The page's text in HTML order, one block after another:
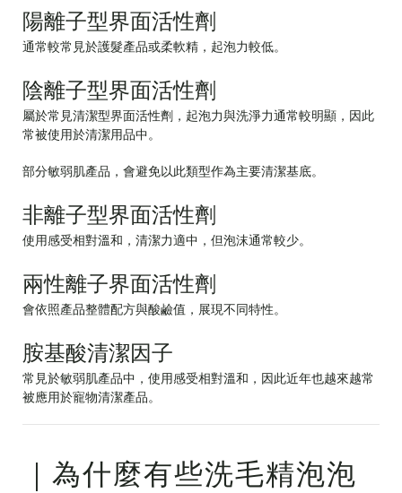
陽離子型界面活性劑
通常較常見於護髮產品或柔軟精，起泡力較低。
陰離子型界面活性劑
屬於常見清潔型界面活性劑，起泡力與洗淨力通常較明顯，因此
常被使用於清潔用品中。
部分敏弱肌產品，會避免以此類型作為主要清潔基底。
非離子型界面活性劑
使用感受相對溫和，清潔力適中，但泡沫通常較少。
兩性離子界面活性劑
會依照產品整體配方與酸鹼值，展現不同特性。
胺基酸清潔因子
常見於敏弱肌產品中，使用感受相對溫和，因此近年也越來越常
被應用於寵物清潔產品。
｜為什麼有些洗毛精泡泡